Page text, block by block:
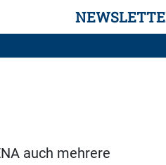
auch mehrere